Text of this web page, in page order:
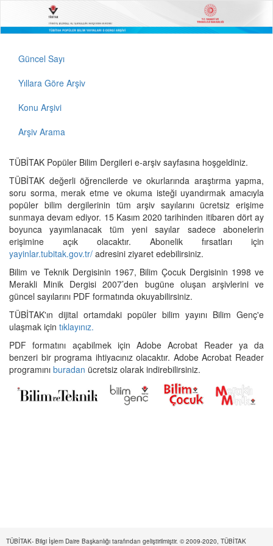
Güncel Sayı
Yıllara Göre Arşiv
Konu Arşivi
Arşiv Arama
TÜBİTAK Popüler Bilim Dergileri e-arşiv sayfasına hoşgeldiniz.
TÜBİTAK değerli öğrencilerde ve okurlarında araştırma yapma,
soru sorma, merak etme ve okuma isteği uyandırmak amacıyla
popüler bilim dergilerinin tüm arşiv sayılarını ücretsiz erişime
sunmaya devam ediyor. 15 Kasım 2020 tarihinden itibaren dört ay
boyunca yayımlanacak tüm yeni sayılar sadece abonelerin
erişimine açık olacaktır. Abonelik fırsatları için
yayinlar.tubitak.gov.tr/ adresini ziyaret edebilirsiniz.
Bilim ve Teknik Dergisinin 1967, Bilim Çocuk Dergisinin 1998 ve
Merakli Minik Dergisi 2007’den bugüne oluşan arşivlerini ve
güncel sayılarını PDF formatında okuyabilirsiniz.
TÜBİTAK'ın dijital ortamdaki popüler bilim yayını Bilim Genç'e
ulaşmak için tıklayınız.
PDF formatını açabilmek için Adobe Acrobat Reader ya da
benzeri bir programa ihtiyacınız olacaktır. Adobe Acrobat Reader
programını buradan ücretsiz olarak indirebilirsiniz.
TÜBİTAK- Bilgi İşlem Daire Başkanlığı tarafından geliştirilmiştir. © 2009-2020, TÜBİTAK